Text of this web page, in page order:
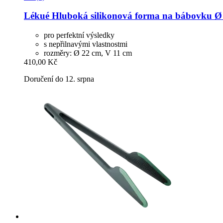
Lékué Hluboká silikonová forma na bábovku Ø
pro perfektní výsledky
s nepřilnavými vlastnostmi
rozměry: Ø 22 cm, V 11 cm
410,00 Kč
Doručení do 12. srpna